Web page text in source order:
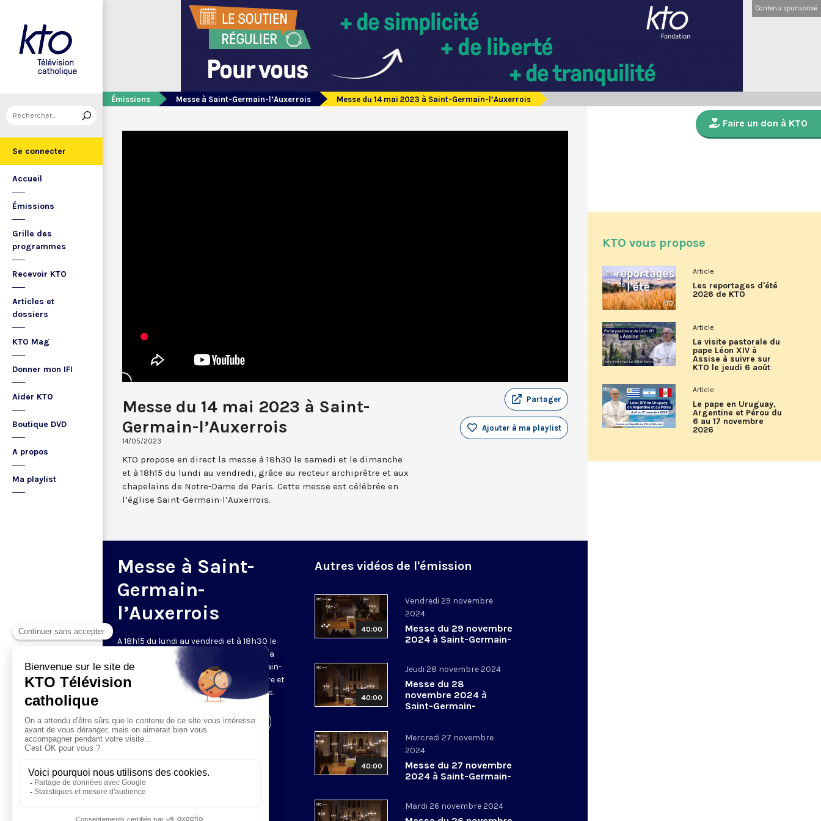
Se connecter
Accueil
Émissions
Grille des
programmes
Recevoir KTO
Articles et
dossiers
KTO Mag
Donner mon IFI
Aider KTO
Boutique DVD
A propos
Ma playlist
Contenu sponsorisé
Émissions Messe à Saint-Germain-l’Auxerrois Messe du 14 mai 2023 à Saint-Germain-l’Auxerrois
Messe du 14 mai 2023 à Saint-
Germain-l’Auxerrois
14/05/2023
Partager
Ajouter à ma playlist
KTO propose en direct la messe à 18h30 le samedi et le dimanche
et à 18h15 du lundi au vendredi, grâce au recteur archiprêtre et aux
chapelains de Notre-Dame de Paris. Cette messe est célébrée en
l’église Saint-Germain-l’Auxerrois.
Messe à Saint-
Germain-
l’Auxerrois
A 18h15 du lundi au vendredi et à 18h30 le
samedi et dimanche, KTO retransmet la
messe en direct de l'église Saint-Germain-
l'Auxerrois, grâce au recteur archiprêtre et
aux chapelains de Notre-Dame de Paris.
Visiter la page de l'émission
Autres vidéos de l'émission
40:00
Vendredi 29 novembre
2024
Messe du 29 novembre
2024 à Saint-Germain-
40:00
Jeudi 28 novembre 2024
Messe du 28
novembre 2024 à
Saint-Germain-
40:00
Mercredi 27 novembre
2024
Messe du 27 novembre
2024 à Saint-Germain-
Mardi 26 novembre 2024
Faire un don à KTO
KTO vous propose
Article
Les reportages d'été
2026 de KTO
Article
La visite pastorale du
pape Léon XIV à
Assise à suivre sur
KTO le jeudi 6 août
Article
Le pape en Uruguay,
Argentine et Pérou du
6 au 17 novembre
2026